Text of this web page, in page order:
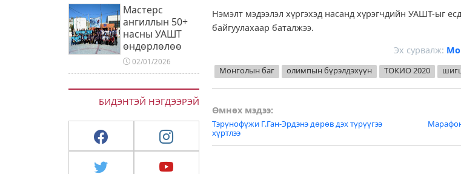
Мастерс
ангиллын 50+
насны УАШТ
өндөрлөлөө
02/01/2026
БИДЭНТЭЙ НЭГДЭЭРЭЙ
Нэмэлт мэдээлэл хүргэхэд насанд хүрэгчдийн УАШТ-ыг
байгуулахаар баталжээ.
Эх сурвалж:
Монголын баг олимпын бүрэлдэхүүн ТОКИО 2020
Post
navigation
Өмнөх мэдээ:
Тэрүнофүжи Г.Ган-Эрдэнэ дөрөв дэх түрүүгээ
хүртлээ